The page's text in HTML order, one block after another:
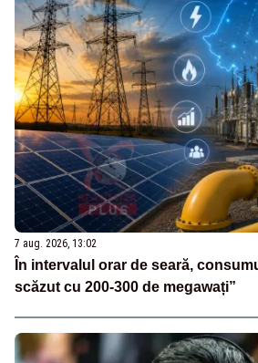
7 aug. 2026, 13:02
În intervalul orar de seară,
scăzut cu 200-300 de megawați”